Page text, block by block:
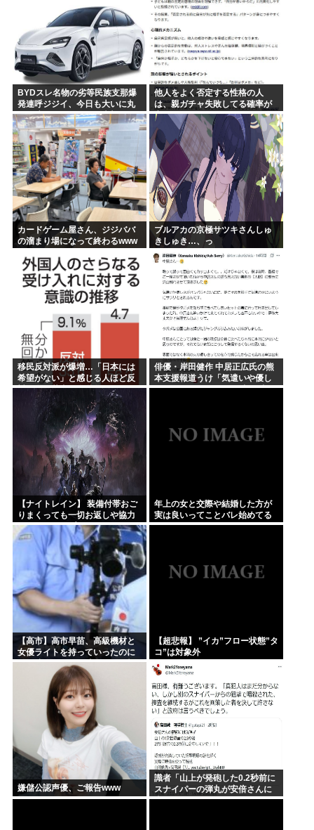
BYDスレ名物の劣等民族支那爆
発連呼ジジイ、今日も大いに丸
一日吠える！160レス以上
他人をよく否定する性格の人
は、親ガチャ失敗してる確率が
高いんだって
カードゲーム屋さん、ジジババ
の溜まり場になって終わるwww
ブルアカの京極サツキさんしゅ
きしゅき…、っ
移民反対派が爆増…「日本には
希望がない」と感じる人ほど反
対。進む若者の嫌儲化
俳優・岸田健作 中居正広氏の熊
本支援報道うけ「気遣いや優し
さがハンパじゃない」 中居氏と
【ナイトレイン】 装備付帯おご
りまくっても一切お返しや協力
する気がないプレイヤーいるけ
ど…
年上の女と交際や結婚した方が
実は良いってことバレ始めてる
よな
【高市】高市早苗、高級機材と
女優ライトを持っていったのに
結局映像でも不気味なトカゲ顔
になってしまう
【超悲報】 ”イカ”フロー状態”タ
コ”は対象外
嫌儲公認声優、ご報告www
識者「山上が発砲した0.2秒前に
スナイパーの弾丸が安倍さんに
当たっていた！」 これ。